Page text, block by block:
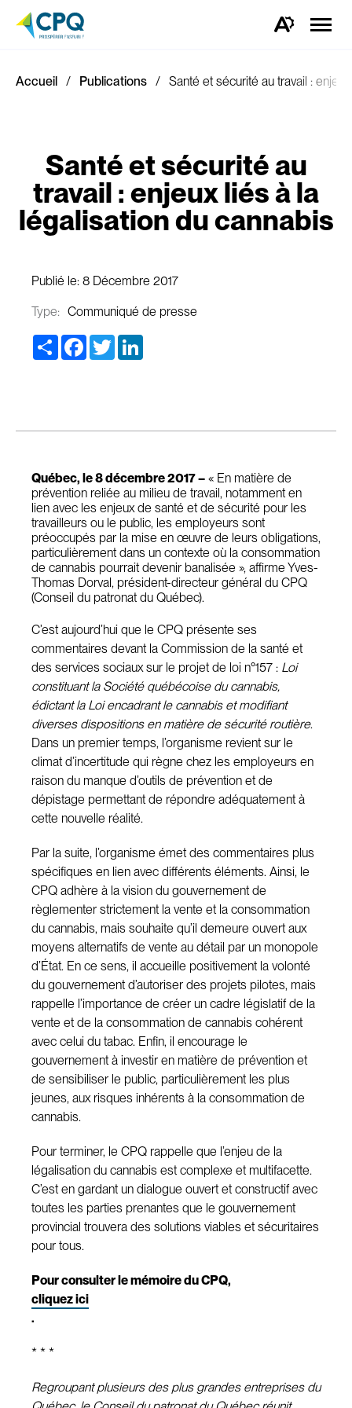
Ouvrez
d'accessibilité.
la
Accueil Publications Santé et sécurité au travail :
Santé et sécurité au
travail : enjeux liés à la
légalisation du cannabis
Publié le: 8 Décembre 2017
Type: Communiqué de presse
Share Facebook
Twitter
Québec, le 8 décembre 2017 – « En matière de
prévention reliée au milieu de travail, notamment en
lien avec les enjeux de santé et de sécurité pour les
travailleurs ou le public, les employeurs sont
préoccupés par la mise en œuvre de leurs obligations,
particulièrement dans un contexte où la consommation
de cannabis pourrait devenir banalisée », affirme Yves-
Thomas Dorval, président-directeur général du CPQ
(Conseil du patronat du Québec).
C’est aujourd’hui que le CPQ présente ses
commentaires devant la Commission de la santé et
des services sociaux sur le projet de loi n°157 : Loi
constituant la Société québécoise du cannabis,
édictant la Loi encadrant le cannabis et modifiant
diverses dispositions en matière de sécurité routière.
Dans un premier temps, l’organisme revient sur le
climat d’incertitude qui règne chez les employeurs en
raison du manque d’outils de prévention et de
dépistage permettant de répondre adéquatement à
cette nouvelle réalité.
Par la suite, l’organisme émet des commentaires plus
spécifiques en lien avec différents éléments. Ainsi, le
CPQ adhère à la vision du gouvernement de
règlementer strictement la vente et la consommation
du cannabis, mais souhaite qu’il demeure ouvert aux
moyens alternatifs de vente au détail par un monopole
d’État. En ce sens, il accueille positivement la volonté
du gouvernement d’autoriser des projets pilotes, mais
rappelle l’importance de créer un cadre législatif de la
vente et de la consommation de cannabis cohérent
avec celui du tabac. Enfin, il encourage le
gouvernement à investir en matière de prévention et
de sensibiliser le public, particulièrement les plus
jeunes, aux risques inhérents à la consommation de
cannabis.
Pour terminer, le CPQ rappelle que l’enjeu de la
légalisation du cannabis est complexe et multifacette.
C’est en gardant un dialogue ouvert et constructif avec
toutes les parties prenantes que le gouvernement
provincial trouvera des solutions viables et sécuritaires
pour tous.
Pour consulter le mémoire du CPQ,
cliquez ici
.
* * *
Regroupant plusieurs des plus grandes entreprises du